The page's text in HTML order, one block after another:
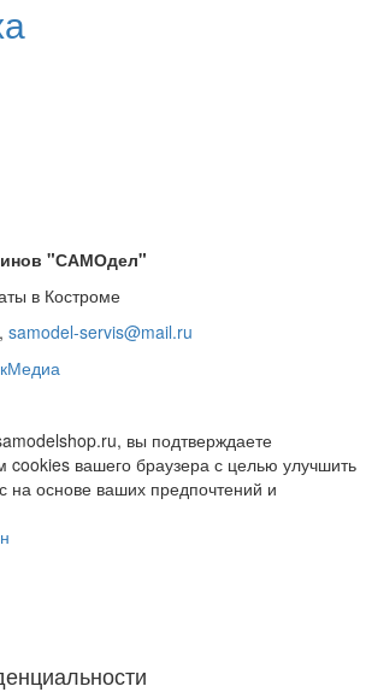
"САМОдел"
в Костроме
, samodel-servis@mail.ru
вы подтверждаете
cookies вашего браузера с целью улучшить
на основе ваших предпочтений и